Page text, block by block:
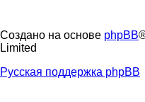
Создано на основе phpBB
Limited
Русская поддержка phpBB